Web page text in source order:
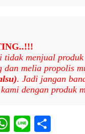
tidak menjual
dan melia propolis
. Jadi jangan
dengan produk
WhatsApp
Line